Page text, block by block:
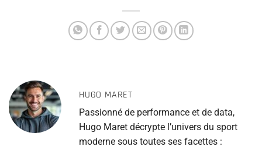
HUGO MARET
Passionné de performance et de data,
Hugo Maret décrypte l’univers du sport
moderne sous toutes ses facettes :